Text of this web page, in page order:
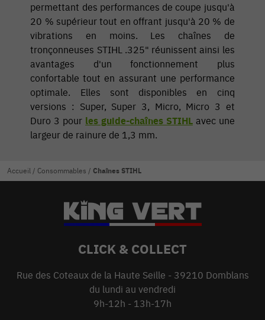
permettant des performances de coupe jusqu'à
20 % supérieur tout en offrant jusqu'à 20 % de
vibrations en moins. Les chaînes de
tronçonneuses STIHL .325" réunissent ainsi les
avantages d'un fonctionnement plus
confortable tout en assurant une performance
optimale. Elles sont disponibles en cinq
versions : Super, Super 3, Micro, Micro 3 et
Duro 3 pour les guide-chaînes STIHLavec une
largeur de rainure de 1,3 mm.
Accueil / Consommables / Chaînes STIHL
CLICK & COLLECT
Rue des Coteaux de la Haute Seille - 39210 Domblans
du lundi au vendredi
9h-12h - 13h-17h